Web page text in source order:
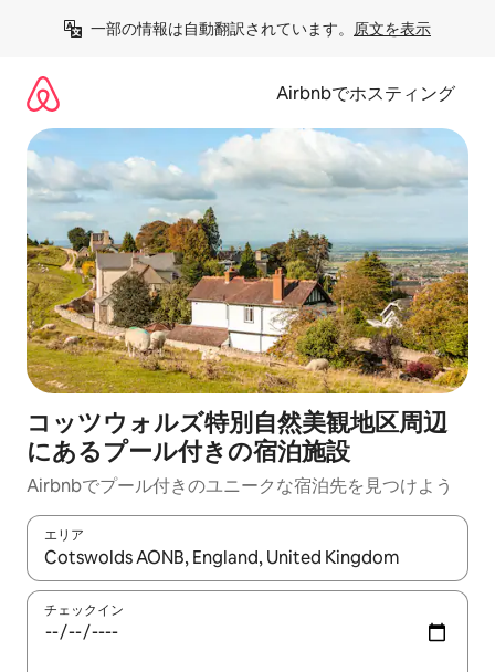
一部の情報は自動翻訳されています。 原文を表示
Airbnbでホスティング
コッツウォルズ特別自然美観地区周辺
にあるプール付きの宿泊施設
Airbnbでプール付きのユニークな宿泊先を見つけよう
エリア
検索結果が表示されたら、上下の矢印キーを使って移動するか
チェックイン